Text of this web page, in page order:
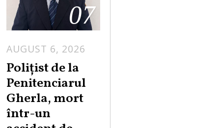
07
AUGUST 6, 2026
Polițist de la
Penitenciarul
Gherla, mort
într-un